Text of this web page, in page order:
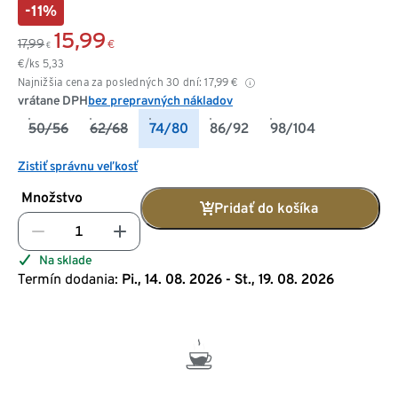
-11%
17,99 € 15,99 €
€/ks 5,33
Najnižšia cena za posledných 30 dní: 17,99 €
vrátane DPHbez prepravných nákladov
50/56 62/68 74/80 86/92 98/104
Zistiť správnu veľkosť
Množstvo
Pridať do košíka
Na sklade
Termín dodania: Pi., 14. 08. 2026 - St., 19. 08. 2026